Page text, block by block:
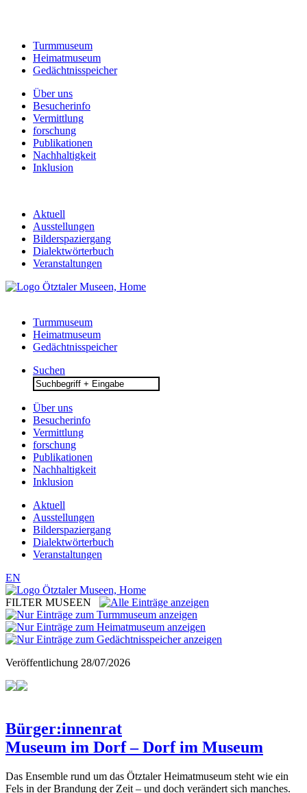
Turmmuseum
Heimatmuseum
Gedächtnisspeicher
Über uns
Besucherinfo
Vermittlung
forschung
Publikationen
Nachhaltigkeit
Inklusion
Aktuell
Ausstellungen
Bilderspaziergang
Dialektwörterbuch
Veranstaltungen
Turmmuseum
Heimatmuseum
Gedächtnisspeicher
Suchen
Search
for:
Über uns
Besucherinfo
Vermittlung
forschung
Publikationen
Nachhaltigkeit
Inklusion
Aktuell
Ausstellungen
Bilderspaziergang
Dialektwörterbuch
Veranstaltungen
EN
FILTER MUSEEN
Veröffentlichung 28/07/2026
Bürger:innenrat
Museum im Dorf – Dorf im Museum
Das Ensemble rund um das Ötztaler Heimatmuseum steht wie ein
Fels in der Brandung der Zeit – und doch verändert sich manches.